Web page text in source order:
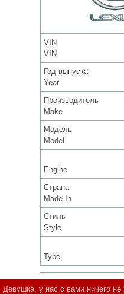
VIN
VIN
Год выпуска
Year
Производитель
Make
Модель
Model
Engine
Страна
Made In
Стиль
Style
Type
Девушка, у нас с вами ничего не